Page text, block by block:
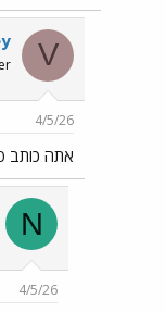
V
4/5/26
אתה כותב
N
4/5/26